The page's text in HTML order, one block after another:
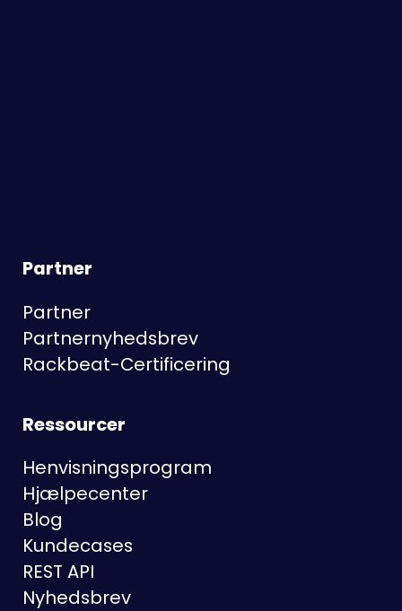
Partner
Partner
Partnernyhedsbrev
Rackbeat-Certificering
Ressourcer
Henvisningsprogram
Hjælpecenter
Blog
Kundecases
REST API
Nyhedsbrev